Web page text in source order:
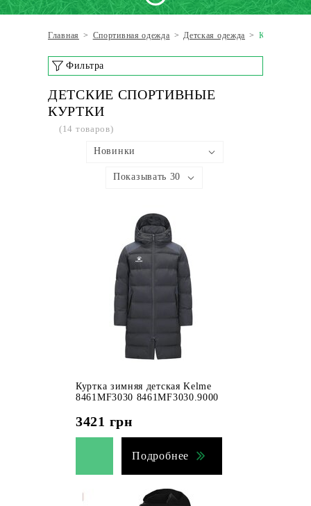
Главная > Спортивная одежда > Детская одежда > Куртки
Фильтра
ДЕТСКИЕ СПОРТИВНЫЕ
КУРТКИ
(14 товаров)
Новинки
Показывать 30
Куртка зимняя детская Kelme
8461MF3030 8461MF3030.9000
3421 грн
Подробнее